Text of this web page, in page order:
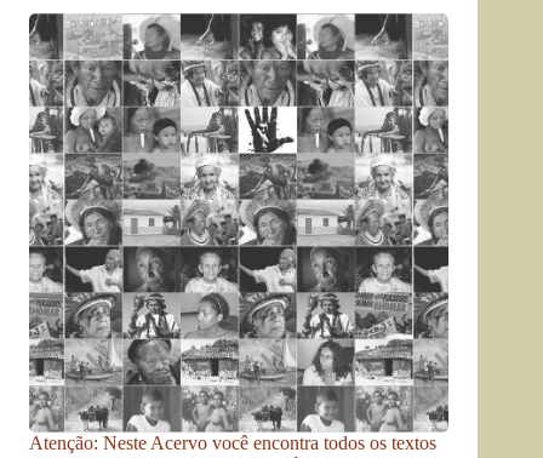
Atenção: Neste Acervo você encontra todos os textos